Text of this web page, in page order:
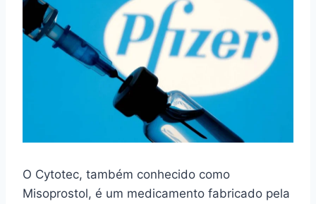
O Cytotec, também conhecido como
Misoprostol, é um medicamento fabricado pela